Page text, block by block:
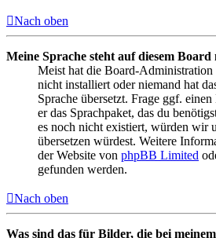
Nach oben
Meine Sprache steht auf diesem
Meist hat die Board-Administration
nicht installiert oder niemand hat
Sprache übersetzt. Frage ggf.
er das Sprachpaket, das du
es noch nicht existiert, würden wir
übersetzen würdest. Weitere
der Website von phpBB Limited
gefunden werden.
Nach oben
Was sind das für Bilder, die bei